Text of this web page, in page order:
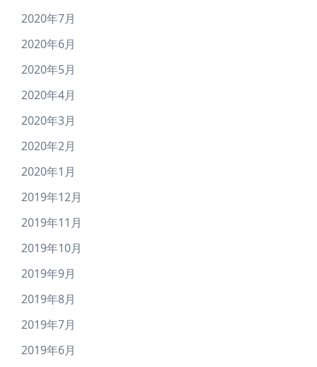
2020年7月
2020年6月
2020年5月
2020年4月
2020年3月
2020年2月
2020年1月
2019年12月
2019年11月
2019年10月
2019年9月
2019年8月
2019年7月
2019年6月